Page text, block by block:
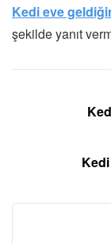
Kedi eve
şekilde yanıt